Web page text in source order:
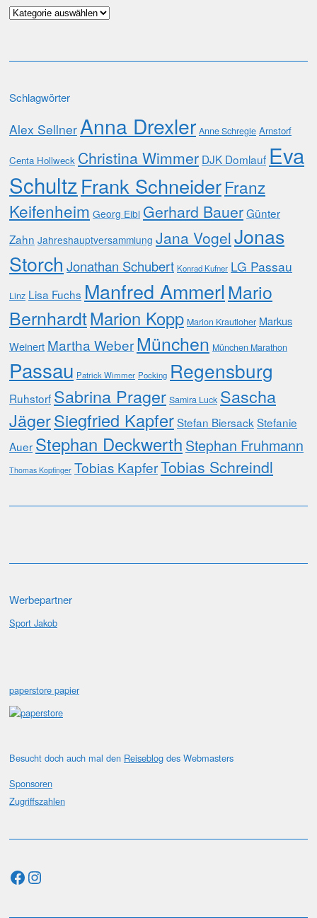
Kategorien
Schlagwörter
Alex SellnerAnna Drexler Anne Schregle Arnstorf
Centa Hollweck Christina Wimmer DJK Domlauf Eva
SchultzFrank SchneiderFranz
Keifenheim Georg Eibl Gerhard BauerGünter
Zahn Jahreshauptversammlung Jana VogelJonas
Storch Jonathan Schubert Konrad Kufner LG Passau
Linz Lisa Fuchs Manfred AmmerlMario
BernhardtMarion Kopp Marion Krautloher Markus
Weinert Martha WeberMünchen München Marathon
Passau Patrick Wimmer Pocking Regensburg
Ruhstorf Sabrina Prager Samira Luck Sascha
JägerSiegfried KapferStefan Biersack Stefanie
Auer Stephan Deckwerth Stephan Fruhmann
Thomas Kopfinger Tobias KapferTobias Schreindl
Werbepartner
Sport Jakob
paperstore papier
Besucht doch auch mal den Reiseblog des Webmasters
Sponsoren
Zugriffszahlen
Facebook